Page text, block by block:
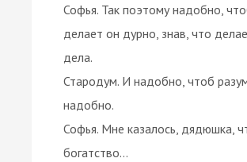
Софья. Так поэтому надобно,
делает он дурно, знав, что
дела.
Стародум. И надобно, чтоб
надобно.
Софья. Мне казалось, дядюшка,
богатство...